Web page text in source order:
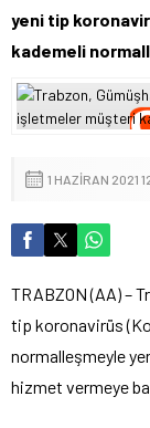
yeni tip
kademeli
1 HAZIRAN 2021
TRABZON (AA) –
tip koronavirüs
normalleşmeyle
hizmet vermeye